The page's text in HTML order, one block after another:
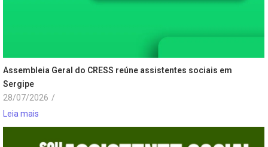
Assembleia Geral do CRESS reúne assistentes sociais em
Sergipe
28/07/2026 /
Leia mais